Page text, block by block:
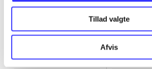
Tillad valgte
Afvis